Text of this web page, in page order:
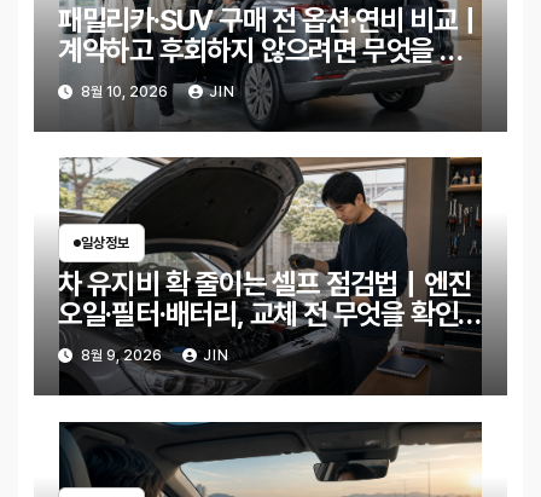
패밀리카·SUV 구매 전 옵션·연비 비교｜
계약하고 후회하지 않으려면 무엇을 확
인해야 할까?
8월 10, 2026 JIN
일상정보
차 유지비 확 줄이는 셀프 점검법｜엔진
오일·필터·배터리, 교체 전 무엇을 확인할
까?8월 9, 2026 JIN